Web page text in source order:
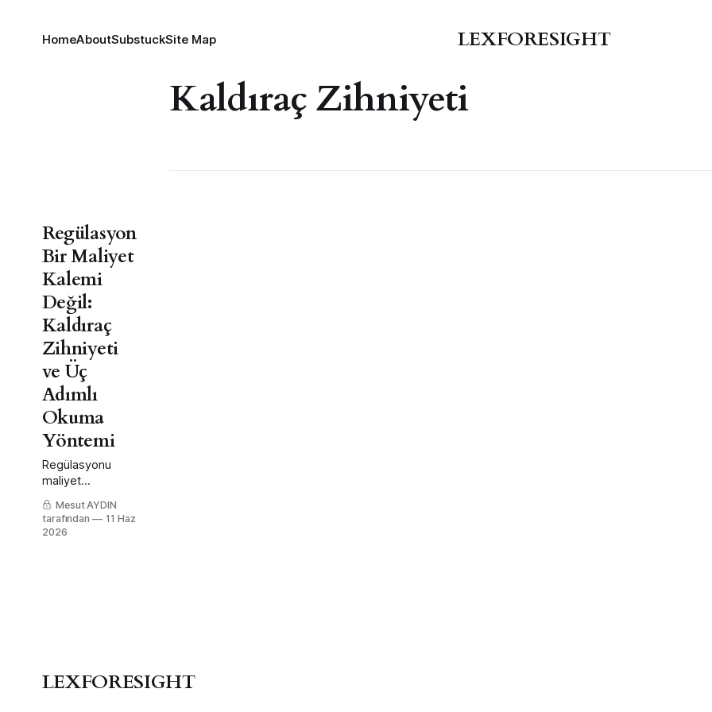
LEXFORESIGHT
HomeAboutSubstuckSite Map
Kaldıraç Zihniyeti
Regülasyon
Bir Maliyet
Kalemi
Değil:
Kaldıraç
Zihniyeti
ve Üç
Adımlı
Okuma
Yöntemi
Regülasyonu
maliyet
kaleminden
yapısal kaldıraca
çeviren zihniyet
Mesut AYDIN
tarafından
11 Haz
2026
LEXFORESIGHT